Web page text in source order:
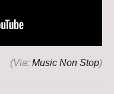
(Via: Music Non Stop)